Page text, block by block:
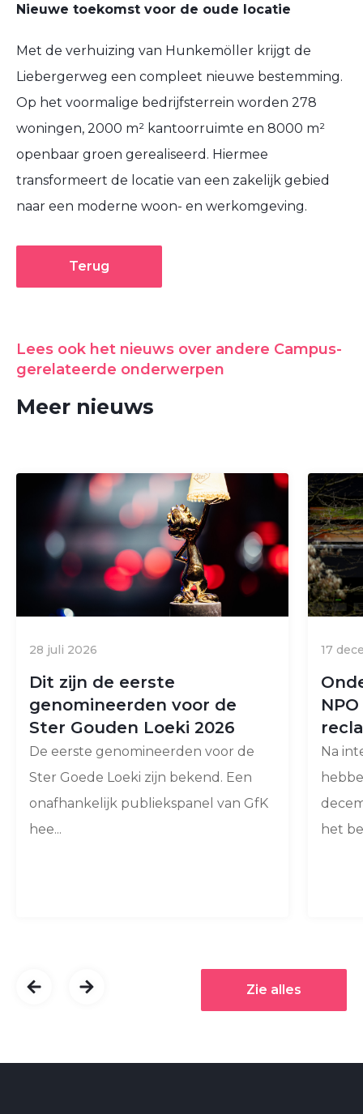
Nieuwe toekomst voor de oude locatie
Met de verhuizing van Hunkemöller krijgt de
Liebergerweg een compleet nieuwe bestemming.
Op het voormalige bedrijfsterrein worden 278
woningen, 2000 m² kantoorruimte en 8000 m²
openbaar groen gerealiseerd. Hiermee
transformeert de locatie van een zakelijk gebied
naar een moderne woon- en werkomgeving.
Terug
Lees ook het nieuws over andere Campus-
gerelateerde onderwerpen
Meer nieuws
28 juli 2026
Dit zijn de eerste
genomineerden voor de
Ster Gouden Loeki 2026
De eerste genomineerden voor de
Ster Goede Loeki zijn bekend. Een
onafhankelijk publiekspanel van GfK
hee...
17
Na
het
Zie alles